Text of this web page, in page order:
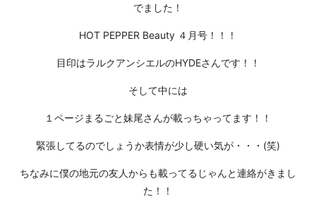
でました！
HOT PEPPER Beauty ４月号！！！
目印はラルクアンシエルのHYDEさんです！！
そして中には
１ページまるごと妹尾さんが載っちゃってます！！
緊張してるのでしょうか表情が少し硬い気が・・・(笑)
ちなみに僕の地元の友人からも載ってるじゃんと連絡がきまし
た！！